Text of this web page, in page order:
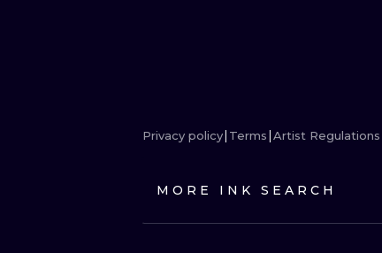
Privacy policy Terms Artist Regulations
MORE INK SEARCH